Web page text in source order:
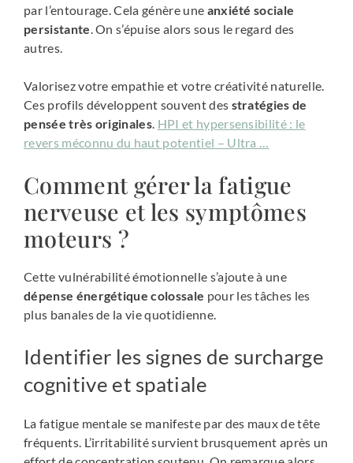
par l’entourage. Cela génère une anxiété sociale
persistante . On s’épuise alors sous le regard des
autres.
Valorisez votre empathie et votre créativité naturelle.
Ces profils développent souvent des stratégies de
pensée très originales HPI et hypersensibilité : le
revers méconnu du haut potentiel – Ultra …
Comment gérer la fatigue
nerveuse et les symptômes
moteurs ?
Cette vulnérabilité émotionnelle s’ajoute à une
dépense énergétique colossale pour les tâches les
plus banales de la vie quotidienne.
Identifier les signes de surcharge
cognitive et spatiale
La fatigue mentale se manifeste par des maux de tête
fréquents. L’irritabilité survient brusquement après un